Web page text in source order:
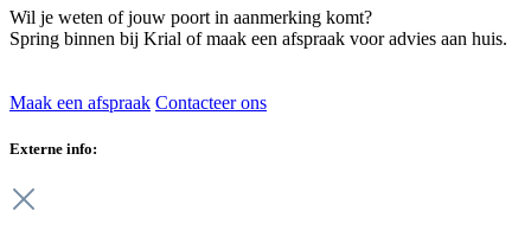
Wil je weten of jouw poort in aanmerking komt?
Spring binnen bij Krial of maak een afspraak voor advies aan huis.
Maak een afspraak Contacteer ons
Externe info: